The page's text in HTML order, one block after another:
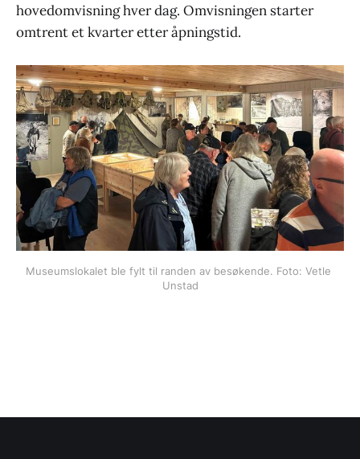
hovedomvisning hver dag. Omvisningen starter
omtrent et kvarter etter åpningstid.
Museumslokalet ble fylt til randen av besøkende. Foto: Vetle
Unstad